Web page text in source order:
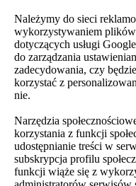
Należymy do sieci
wykorzystywaniem
dotyczących usługi
do zarządzania
zadecydowania, czy
korzystać z
nie.
Narzędzia
korzystania z funkcji
udostępnianie treści w
subskrypcja profilu
funkcji wiąże się z